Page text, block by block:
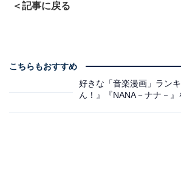
＜記事に戻る
こちらもおすすめ
好きな「音楽漫画」ラン
ん！』『NANA－ナナ－』